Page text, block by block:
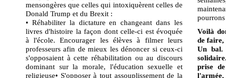
mensongères que celles qui intoxiquèrent celles de
Donald Trump et du Brexit :
• Réhabiliter la dictature en changeant dans les
livres d'histoire la façon dont celle-ci est évoquée
à l'école. Encourager les élèves à filmer leurs
professeurs afin de mieux les dénoncer si ceux-ci
s'opposaient à cette réhabilitation ou au discours
dominant sur la morale, l'éducation sexuelle et
religieuse• S'opposer à tout assouplissement de la
Voilà
de faire,
Un bal.
prise